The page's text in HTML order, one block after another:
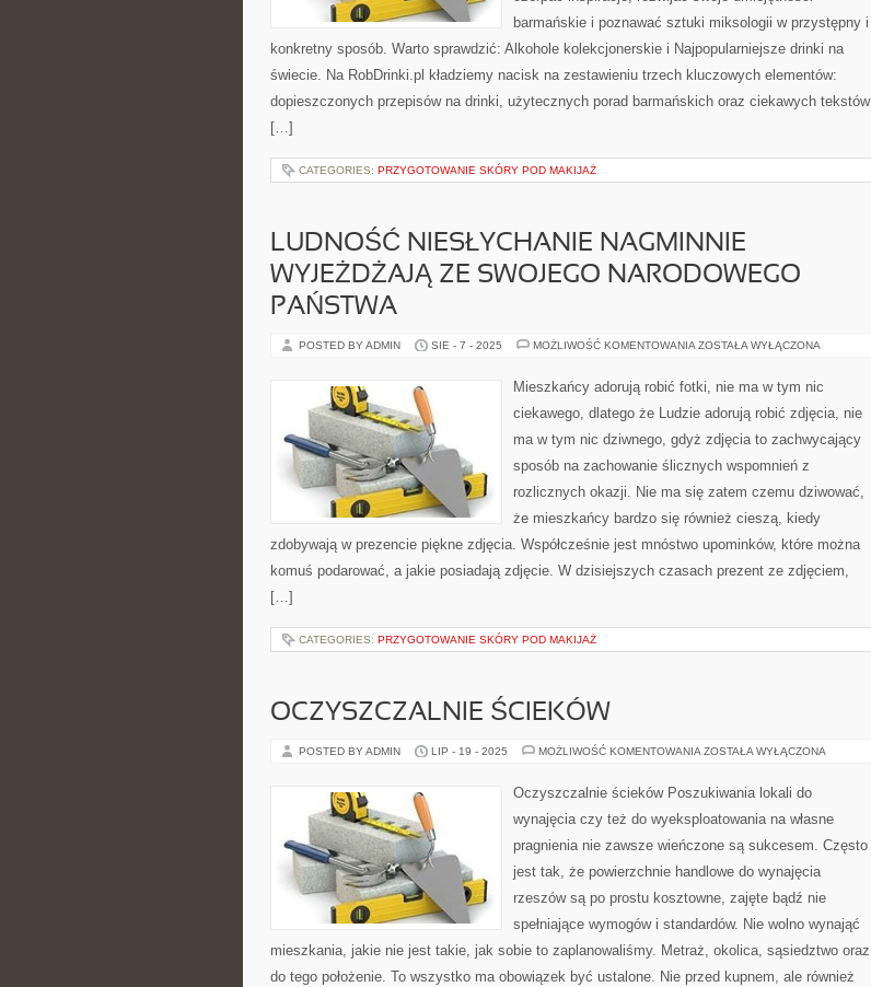
barmańskie i poznawać sztuki miksologii w przystępny i
konkretny sposób. Warto sprawdzić: Alkohole kolekcjonerskie i Najpopularniejsze drinki na
świecie. Na RobDrinki.pl kładziemy nacisk na zestawieniu trzech kluczowych elementów:
dopieszczonych przepisów na drinki, użytecznych porad barmańskich oraz ciekawych tekstów
[…]
CATEGORIES: PRZYGOTOWANIE SKÓRY POD MAKIJAŻ
LUDNOŚĆ NIESŁYCHANIE NAGMINNIE
WYJEŻDŻAJĄ ZE SWOJEGO NARODOWEGO
PAŃSTWA
POSTED BY ADMIN SIE - 7 - 2025 MOŻLIWOŚĆ KOMENTOWANIA LUDNOŚĆ
WYJEŻDŻAJĄ
ZE
NARODOWEGO
ZOSTAŁA WYŁĄCZONA
Mieszkańcy adorują robić fotki, nie ma w tym nic
ciekawego, dlatego że Ludzie adorują robić zdjęcia, nie
ma w tym nic dziwnego, gdyż zdjęcia to zachwycający
sposób na zachowanie ślicznych wspomnień z
rozlicznych okazji. Nie ma się zatem czemu dziwować,
że mieszkańcy bardzo się również cieszą, kiedy
zdobywają w prezencie piękne zdjęcia. Współcześnie jest mnóstwo upominków, które można
komuś podarować, a jakie posiadają zdjęcie. W dzisiejszych czasach prezent ze zdjęciem,
[…]
CATEGORIES: PRZYGOTOWANIE SKÓRY POD MAKIJAŻ
OCZYSZCZALNIE ŚCIEKÓW
POSTED BY ADMIN LIP - 19 - 2025 MOŻLIWOŚĆ KOMENTOWANIA OCZYSZCZALNIE
ZOSTAŁA WYŁĄCZONA
Oczyszczalnie ścieków Poszukiwania lokali do
wynajęcia czy też do wyeksploatowania na własne
pragnienia nie zawsze wieńczone są sukcesem. Często
jest tak, że powierzchnie handlowe do wynajęcia
rzeszów są po prostu kosztowne, zajęte bądź nie
spełniające wymogów i standardów. Nie wolno wynająć
mieszkania, jakie nie jest takie, jak sobie to zaplanowaliśmy. Metraż, okolica, sąsiedztwo oraz
do tego położenie. To wszystko ma obowiązek być ustalone. Nie przed kupnem, ale również